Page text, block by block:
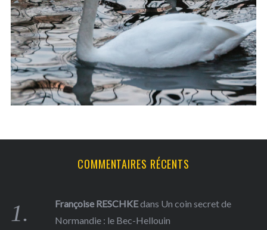
COMMENTAIRES RÉCENTS
Françoise RESCHKEdans Un coin secret de
Normandie : le Bec-Hellouin
h
f
o
r